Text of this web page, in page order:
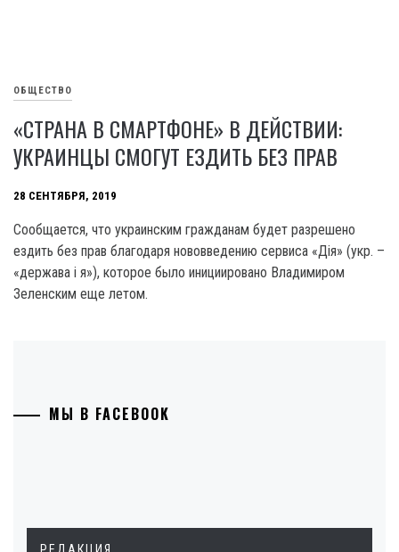
ОБЩЕСТВО
«СТРАНА В СМАРТФОНЕ» В ДЕЙСТВИИ:
УКРАИНЦЫ СМОГУТ ЕЗДИТЬ БЕЗ ПРАВ
28 СЕНТЯБРЯ, 2019
Сообщается, что украинским гражданам будет разрешено
ездить без прав благодаря нововведению сервиса «Дія» (укр. –
«держава і я»), которое было инициировано Владимиром
Зеленским еще летом.
МЫ В FACEBOOK